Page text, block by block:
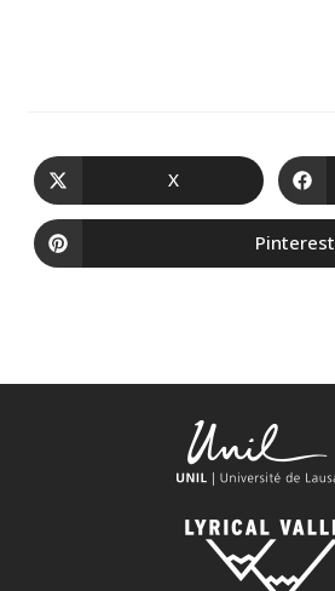
X
Pinterest